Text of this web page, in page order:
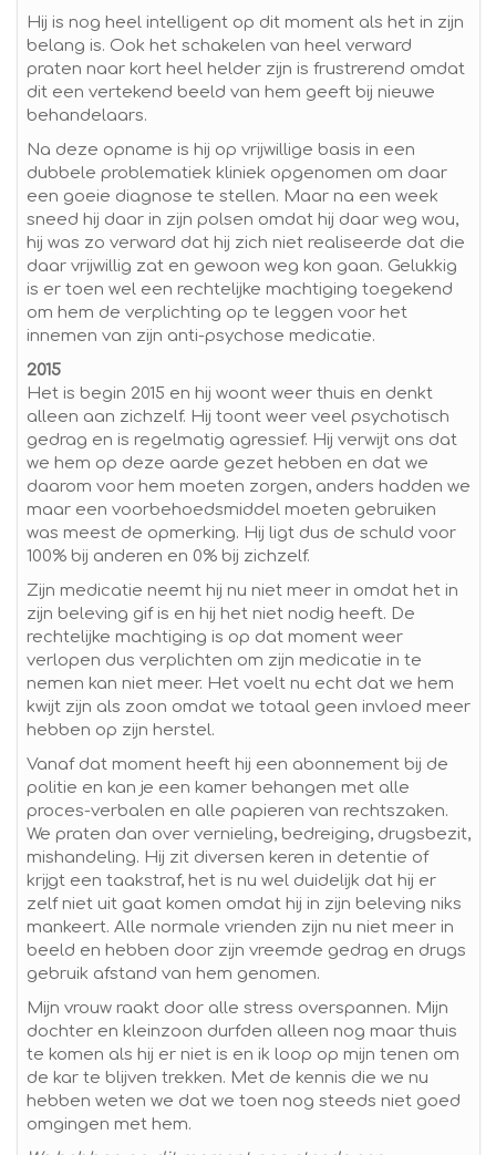
Hij is nog heel intelligent op dit moment als het in zijn
belang is. Ook het schakelen van heel verward
praten naar kort heel helder zijn is frustrerend omdat
dit een vertekend beeld van hem geeft bij nieuwe
behandelaars.
Na deze opname is hij op vrijwillige basis in een
dubbele problematiek kliniek opgenomen om daar
een goeie diagnose te stellen. Maar na een week
sneed hij daar in zijn polsen omdat hij daar weg wou,
hij was zo verward dat hij zich niet realiseerde dat die
daar vrijwillig zat en gewoon weg kon gaan. Gelukkig
is er toen wel een rechtelijke machtiging toegekend
om hem de verplichting op te leggen voor het
innemen van zijn anti-psychose medicatie.
2015
Het is begin 2015 en hij woont weer thuis en denkt
alleen aan zichzelf. Hij toont weer veel psychotisch
gedrag en is regelmatig agressief. Hij verwijt ons dat
we hem op deze aarde gezet hebben en dat we
daarom voor hem moeten zorgen, anders hadden we
maar een voorbehoedsmiddel moeten gebruiken
was meest de opmerking. Hij ligt dus de schuld voor
100% bij anderen en 0% bij zichzelf.
Zijn medicatie neemt hij nu niet meer in omdat het in
zijn beleving gif is en hij het niet nodig heeft. De
rechtelijke machtiging is op dat moment weer
verlopen dus verplichten om zijn medicatie in te
nemen kan niet meer. Het voelt nu echt dat we hem
kwijt zijn als zoon omdat we totaal geen invloed meer
hebben op zijn herstel.
Vanaf dat moment heeft hij een abonnement bij de
politie en kan je een kamer behangen met alle
proces-verbalen en alle papieren van rechtszaken.
We praten dan over vernieling, bedreiging, drugsbezit,
mishandeling. Hij zit diversen keren in detentie of
krijgt een taakstraf, het is nu wel duidelijk dat hij er
zelf niet uit gaat komen omdat hij in zijn beleving niks
mankeert. Alle normale vrienden zijn nu niet meer in
beeld en hebben door zijn vreemde gedrag en drugs
gebruik afstand van hem genomen.
Mijn vrouw raakt door alle stress overspannen. Mijn
dochter en kleinzoon durfden alleen nog maar thuis
te komen als hij er niet is en ik loop op mijn tenen om
de kar te blijven trekken. Met de kennis die we nu
hebben weten we dat we toen nog steeds niet goed
omgingen met hem.